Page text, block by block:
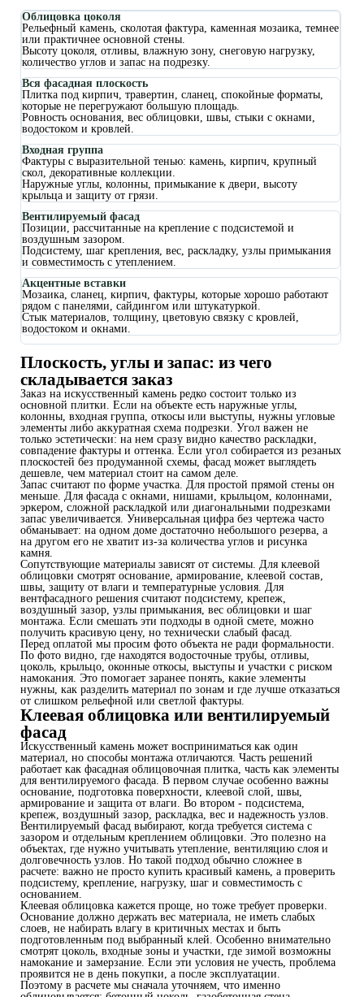
Облицовка цоколя
Рельефный камень, сколотая фактура, каменная мозаика, темнее
или практичнее основной стены.
Высоту цоколя, отливы, влажную зону, снеговую нагрузку,
количество углов и запас на подрезку.
Вся фасадная плоскость
Плитка под кирпич, травертин, сланец, спокойные форматы,
которые не перегружают большую площадь.
Ровность основания, вес облицовки, швы, стыки с окнами,
водостоком и кровлей.
Входная группа
Фактуры с выразительной тенью: камень, кирпич, крупный
скол, декоративные коллекции.
Наружные углы, колонны, примыкание к двери, высоту
крыльца и защиту от грязи.
Вентилируемый фасад
Позиции, рассчитанные на крепление с подсистемой и
воздушным зазором.
Подсистему, шаг крепления, вес, раскладку, узлы примыкания
и совместимость с утеплением.
Акцентные вставки
Мозаика, сланец, кирпич, фактуры, которые хорошо работают
рядом с панелями, сайдингом или штукатуркой.
Стык материалов, толщину, цветовую связку с кровлей,
водостоком и окнами.
Плоскость, углы и запас: из чего
складывается заказ
Заказ на искусственный камень редко состоит только из
основной плитки. Если на объекте есть наружные углы,
колонны, входная группа, откосы или выступы, нужны угловые
элементы либо аккуратная схема подрезки. Угол важен не
только эстетически: на нем сразу видно качество раскладки,
совпадение фактуры и оттенка. Если угол собирается из резаных
плоскостей без продуманной схемы, фасад может выглядеть
дешевле, чем материал стоит на самом деле.
Запас считают по форме участка. Для простой прямой стены он
меньше. Для фасада с окнами, нишами, крыльцом, колоннами,
эркером, сложной раскладкой или диагональными подрезками
запас увеличивается. Универсальная цифра без чертежа часто
обманывает: на одном доме достаточно небольшого резерва, а
на другом его не хватит из-за количества углов и рисунка
камня.
Сопутствующие материалы зависят от системы. Для клеевой
облицовки смотрят основание, армирование, клеевой состав,
швы, защиту от влаги и температурные условия. Для
вентфасадного решения считают подсистему, крепеж,
воздушный зазор, узлы примыкания, вес облицовки и шаг
монтажа. Если смешать эти подходы в одной смете, можно
получить красивую цену, но технически слабый фасад.
Перед оплатой мы просим фото объекта не ради формальности.
По фото видно, где находятся водосточные трубы, отливы,
цоколь, крыльцо, оконные откосы, выступы и участки с риском
намокания. Это помогает заранее понять, какие элементы
нужны, как разделить материал по зонам и где лучше отказаться
от слишком рельефной или светлой фактуры.
Клеевая облицовка или вентилируемый
фасад
Искусственный камень может восприниматься как один
материал, но способы монтажа отличаются. Часть решений
работает как фасадная облицовочная плитка, часть как элементы
для вентилируемого фасада. В первом случае особенно важны
основание, подготовка поверхности, клеевой слой, швы,
армирование и защита от влаги. Во втором - подсистема,
крепеж, воздушный зазор, раскладка, вес и надежность узлов.
Вентилируемый фасад выбирают, когда требуется система с
зазором и отдельным креплением облицовки. Это полезно на
объектах, где нужно учитывать утепление, вентиляцию слоя и
долговечность узлов. Но такой подход обычно сложнее в
расчете: важно не просто купить красивый камень, а проверить
подсистему, крепление, нагрузку, шаг и совместимость с
основанием.
Клеевая облицовка кажется проще, но тоже требует проверки.
Основание должно держать вес материала, не иметь слабых
слоев, не набирать влагу в критичных местах и быть
подготовленным под выбранный клей. Особенно внимательно
смотрят цоколь, входные зоны и участки, где зимой возможны
намокание и замерзание. Если эти условия не учесть, проблема
проявится не в день покупки, а после эксплуатации.
Поэтому в расчете мы сначала уточняем, что именно